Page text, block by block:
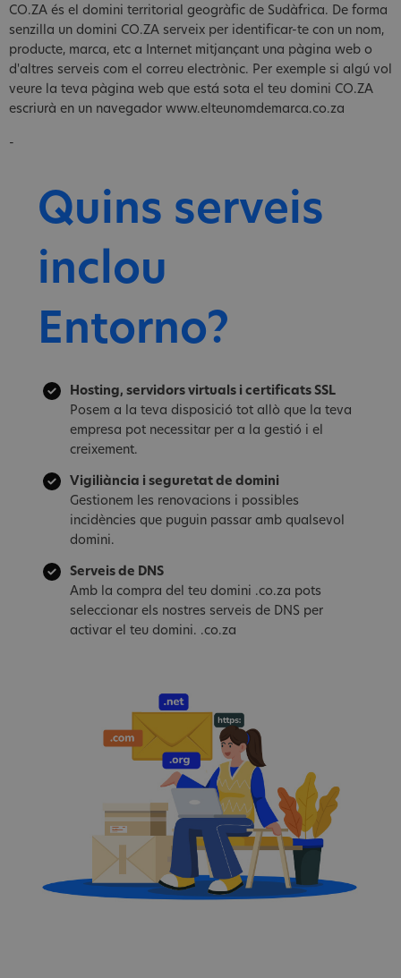
CO.ZA és el domini territorial geogràfic de Sudàfrica. De forma
senzilla un domini CO.ZA serveix per identificar-te con un nom,
producte, marca, etc a Internet mitjançant una pàgina web o
d'altres serveis com el correu electrònic. Per exemple si algú vol
veure la teva pàgina web que está sota el teu domini CO.ZA
escriurà en un navegador www.elteunomdemarca.co.za
-
Quins serveis
inclou
Entorno?
Hosting, servidors virtuals i certificats SSL
Posem a la teva disposició tot allò que la teva
empresa pot necessitar per a la gestió i el
creixement.
Vigiliància i seguretat de domini
Gestionem les renovacions i possibles
incidències que puguin passar amb qualsevol
domini.
Serveis de DNS
Amb la compra del teu domini .co.za pots
seleccionar els nostres serveis de DNS per
activar el teu domini. .co.za